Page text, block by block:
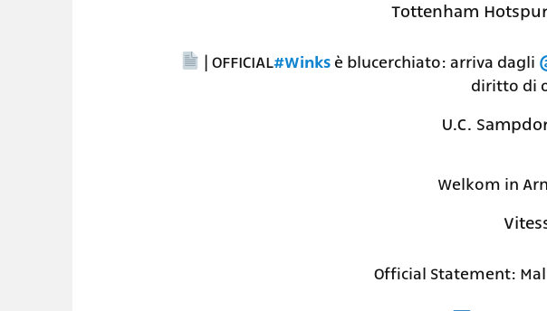
| OFFICIAL#Winks è blucerchiato: arriva dagli
diritto di
Welkom in
Official Statement: